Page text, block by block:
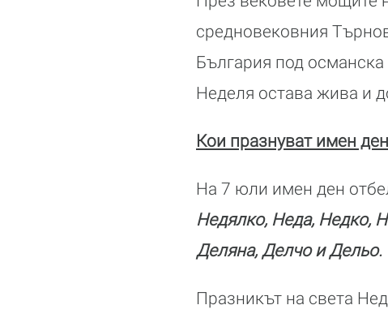
средновековния
България под османска
Неделя остава жива и
Кои празнуват имен
На 7 юли имен ден
Недялко, Неда, Недко,
Деляна, Делчо и Дельо.
Празникът на света